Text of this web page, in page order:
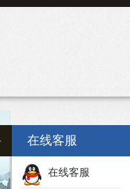
在线客服
在线客服